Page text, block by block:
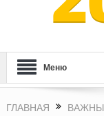
Меню
ГЛАВНАЯ